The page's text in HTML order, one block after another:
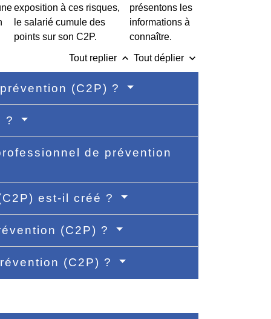
exposition à ces risques,
le salarié cumule des
points sur son C2P.
présentons les
informations à
connaître.
Tout replier keyboard_arrow_up Tout déplier keyboard_arrow_down
(C2P) ?
?
de prévention
est-il créé ?
(C2P) ?
(C2P) ?